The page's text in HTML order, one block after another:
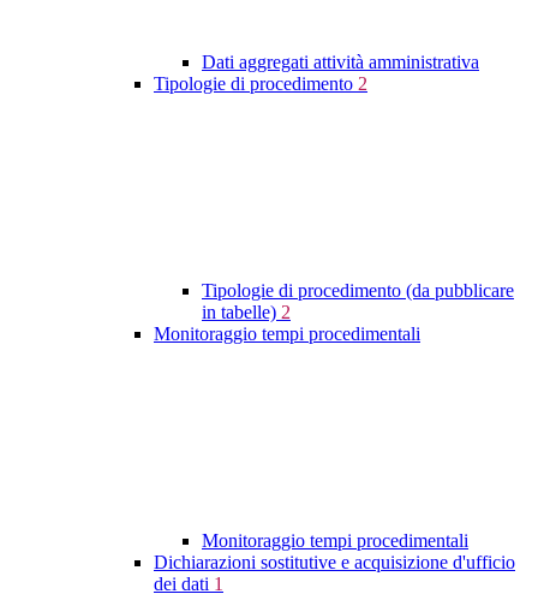
Dati aggregati attività amministrativa
Tipologie di procedimento 2
Tipologie di procedimento (da pubblicare
in tabelle) 2
Monitoraggio tempi procedimentali
Monitoraggio tempi procedimentali
Dichiarazioni sostitutive e acquisizione d'ufficio
dei dati 1